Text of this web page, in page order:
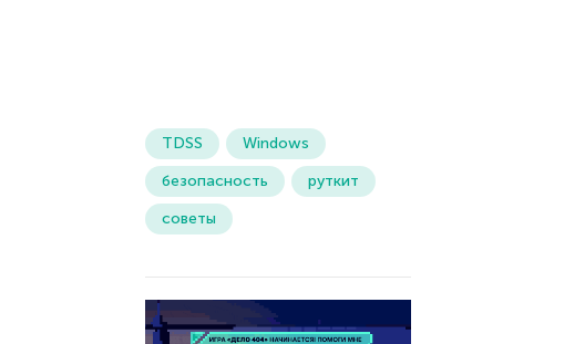
TDSS
Windows
безопасность
руткит
советы